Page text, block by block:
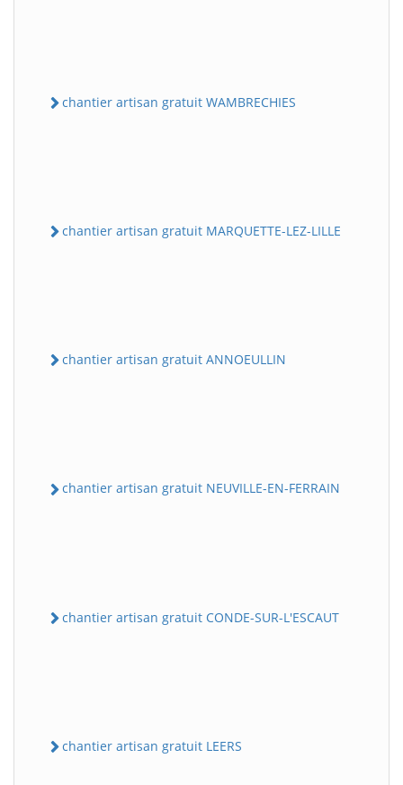
chantier artisan gratuit WAMBRECHIES
chantier artisan gratuit MARQUETTE-LEZ-LILLE
chantier artisan gratuit ANNOEULLIN
chantier artisan gratuit NEUVILLE-EN-FERRAIN
chantier artisan gratuit CONDE-SUR-L'ESCAUT
chantier artisan gratuit LEERS